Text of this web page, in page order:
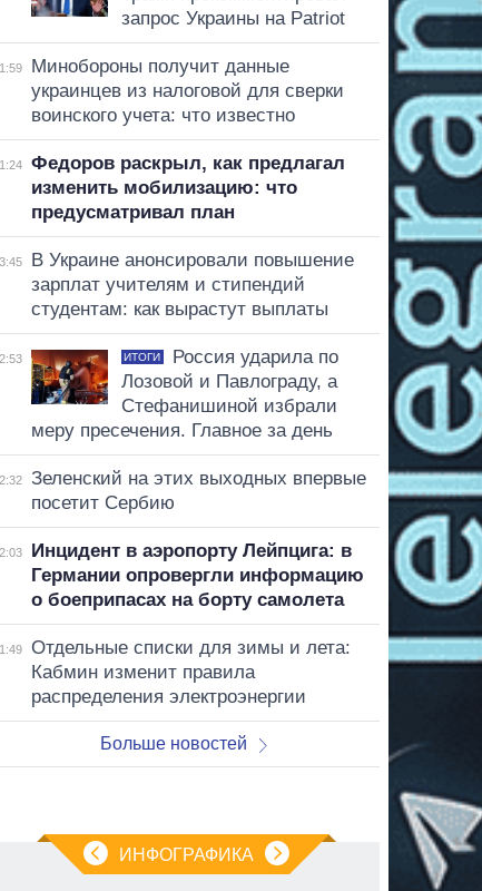
запрос Украины на Patriot
Минобороны получит данные
украинцев из налоговой для сверки
воинского учета: что известно
Федоров раскрыл, как предлагал
изменить мобилизацию: что
предусматривал план
В Украине анонсировали повышение
зарплат учителям и стипендий
студентам: как вырастут выплаты
ИТОГИ
Россия ударила по
Лозовой и Павлограду, а
Стефанишиной избрали
меру пресечения. Главное за день
Зеленский на этих выходных впервые
посетит Сербию
Инцидент в аэропорту Лейпцига: в
Германии опровергли информацию
о боеприпасах на борту самолета
Отдельные списки для зимы и лета:
Кабмин изменит правила
распределения электроэнергии
Больше новостей
ИНФОГРАФИКА